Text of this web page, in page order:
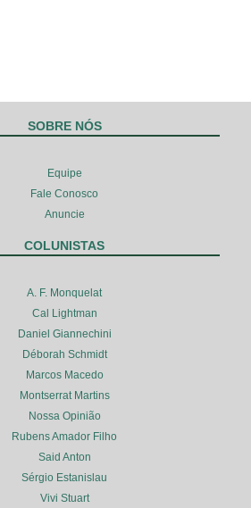
SOBRE NÓS
Equipe
Fale Conosco
Anuncie
COLUNISTAS
A. F. Monquelat
Cal Lightman
Daniel Giannechini
Déborah Schmidt
Marcos Macedo
Montserrat Martins
Nossa Opinião
Rubens Amador Filho
Said Anton
Sérgio Estanislau
Vivi Stuart